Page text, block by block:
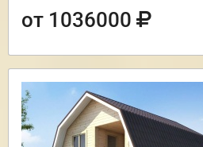
от 1036000